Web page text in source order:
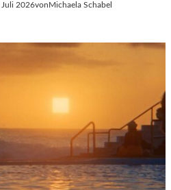
Juli 2026von Michaela Schabel